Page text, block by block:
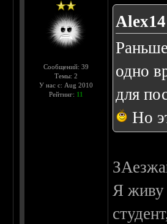
Сообщений: 39
Темы: 2
У нас с: Aug 2010
Рейтинг: 11
одно
для
Но
Я живу